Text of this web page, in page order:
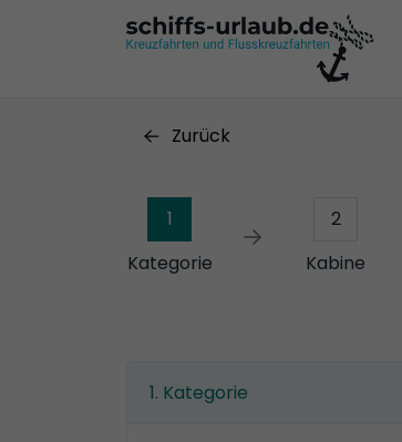
Zurück
1
Kategorie
2
Kabine
Kategorie